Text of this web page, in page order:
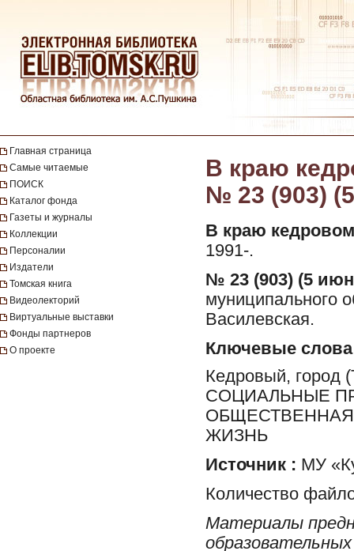
Главная страница
Самые читаемые
ПОИСК
Каталог фонда
Газеты и журналы
Коллекции
Персоналии
Издатели
Томская книга
Видеолекторий
Виртуальные выставки
Фонды партнеров
О проекте
В краю
№ 23 (903)
В краю
1991-.
№ 23 (903) (5
муниципального
Василевская.
Ключевые слова
Кедровый,
СОЦИАЛЬНЫЕ
ЖИЗНЬ
Источник : МУ
Количество
Материалы